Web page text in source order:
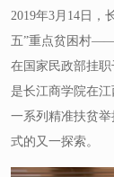
2019年3月14日，
五”重点贫困村——
在国家民政部挂
是长江商学院在江
一系列精准扶贫
式的又一探索。